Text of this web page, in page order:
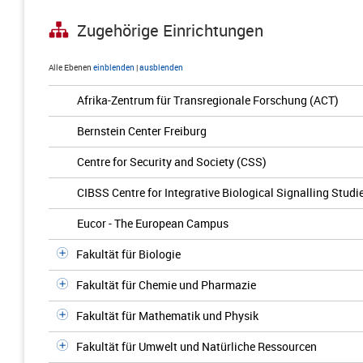
Zugehörige Einrichtungen
Alle Ebenen einblenden |ausblenden
Afrika-Zentrum für Transregionale Forschung (ACT)
Bernstein Center Freiburg
Centre for Security and Society (CSS)
CIBSS Centre for Integrative Biological Signalling
Eucor - The European Campus
Fakultät für Biologie
Fakultät für Chemie und Pharmazie
Fakultät für Mathematik und Physik
Fakultät für Umwelt und Natürliche Ressourcen